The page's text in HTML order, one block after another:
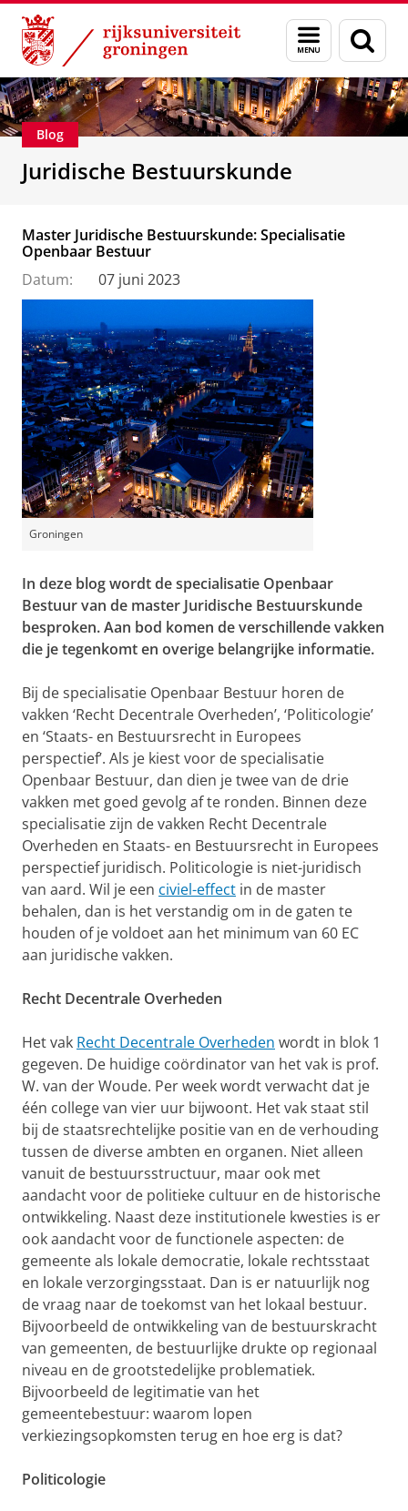
Skip
Content
Skip
Navigation
Menu
en
zoeken
Over ons Voorlichting
Blog
Juridische Bestuurskunde
Master Juridische Bestuurskunde: Specialisatie
Openbaar Bestuur
Datum:
07 juni 2023
Groningen
In deze blog wordt de specialisatie Openbaar
Bestuur van de master Juridische Bestuurskunde
besproken. Aan bod komen de verschillende vakken
die je tegenkomt en overige belangrijke informatie.
Bij de specialisatie Openbaar Bestuur horen de
vakken ‘Recht Decentrale Overheden’, ‘Politicologie’
en ‘Staats- en Bestuursrecht in Europees
perspectief’. Als je kiest voor de specialisatie
Openbaar Bestuur, dan dien je twee van de drie
vakken met goed gevolg af te ronden. Binnen deze
specialisatie zijn de vakken Recht Decentrale
Overheden en Staats- en Bestuursrecht in Europees
perspectief juridisch. Politicologie is niet-juridisch
van aard. Wil je een civiel-effect in de master
behalen, dan is het verstandig om in de gaten te
houden of je voldoet aan het minimum van 60 EC
aan juridische vakken.
Recht Decentrale Overheden
Het vak Recht Decentrale Overheden wordt in blok 1
gegeven. De huidige coördinator van het vak is prof.
W. van der Woude. Per week wordt verwacht dat je
één college van vier uur bijwoont. Het vak staat stil
bij de staatsrechtelijke positie van en de verhouding
tussen de diverse ambten en organen. Niet alleen
vanuit de bestuursstructuur, maar ook met
aandacht voor de politieke cultuur en de historische
ontwikkeling. Naast deze institutionele kwesties is er
ook aandacht voor de functionele aspecten: de
gemeente als lokale democratie, lokale rechtsstaat
en lokale verzorgingsstaat. Dan is er natuurlijk nog
de vraag naar de toekomst van het lokaal bestuur.
Bijvoorbeeld de ontwikkeling van de bestuurskracht
van gemeenten, de bestuurlijke drukte op regionaal
niveau en de grootstedelijke problematiek.
Bijvoorbeeld de legitimatie van het
gemeentebestuur: waarom lopen
verkiezingsopkomsten terug en hoe erg is dat?
Politicologie